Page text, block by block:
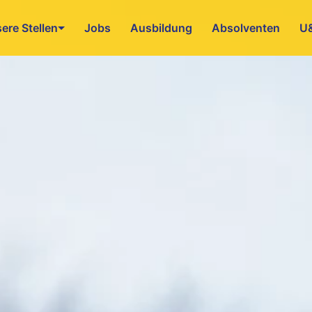
Stellen Jobs Ausbildung Absolventen